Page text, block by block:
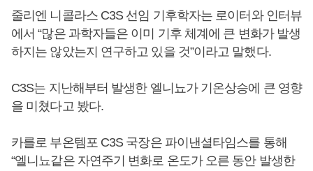
줄리엔 니콜라스 C3S 선임 기후학자는 로이터와 인터뷰
에서 “많은 과학자들은 이미 기후 체계에 큰 변화가 발생
하지는 않았는지 연구하고 있을 것”이라고 말했다.
C3S는 지난해부터 발생한 엘니뇨가 기온상승에 큰 영향
을 미쳤다고 봤다.
카를로 부온템포 C3S 국장은 파이낸셜타임스를 통해
“엘니뇨같은 자연주기 변화로 온도가 오른 동안 발생한